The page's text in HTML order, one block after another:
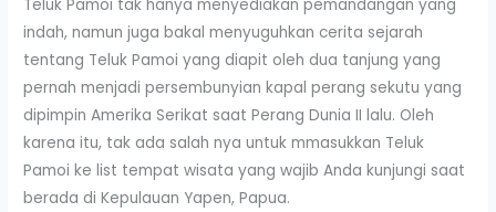
Teluk Pamoi tak hanya menyediakan pemandangan yang
indah, namun juga bakal menyuguhkan cerita sejarah
tentang Teluk Pamoi yang diapit oleh dua tanjung yang
pernah menjadi persembunyian kapal perang sekutu yang
dipimpin Amerika Serikat saat Perang Dunia II lalu. Oleh
karena itu, tak ada salah nya untuk mmasukkan Teluk
Pamoi ke list tempat wisata yang wajib Anda kunjungi saat
berada di Kepulauan Yapen, Papua.